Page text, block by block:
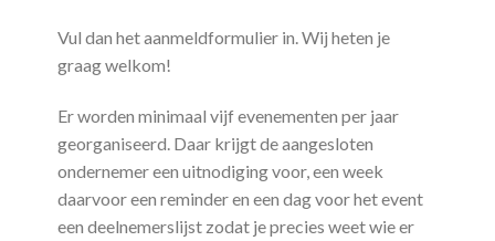
Vul dan het aanmeldformulier in. Wij heten je
graag welkom!
Er worden minimaal vijf evenementen per jaar
georganiseerd. Daar krijgt de aangesloten
ondernemer een uitnodiging voor, een week
daarvoor een reminder en een dag voor het event
een deelnemerslijst zodat je precies weet wie er